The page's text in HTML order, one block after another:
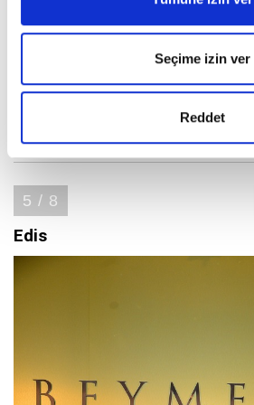
Seçime izin ver
Reddet
5 / 8
Edis